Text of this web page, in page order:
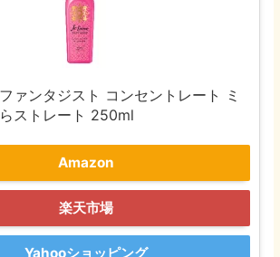
ァンタジスト コンセントレート ミ
ストレート 250ml
Amazon
楽天市場
Yahooショッピング